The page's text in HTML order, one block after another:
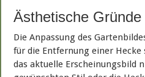
Ästhetische Gründe
Die Anpassung des
für die Entfernung einer
das aktuelle Erscheinungsbild